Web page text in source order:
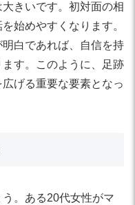
きいです。初対面の相
始めやすくなります。
白であれば、自信を持
す。このように、足跡
げる重要な要素となっ
。ある20代女性がマ